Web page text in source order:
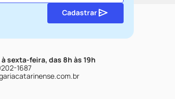
Cadastrar
à sexta-feira, das 8h às 19h
1687